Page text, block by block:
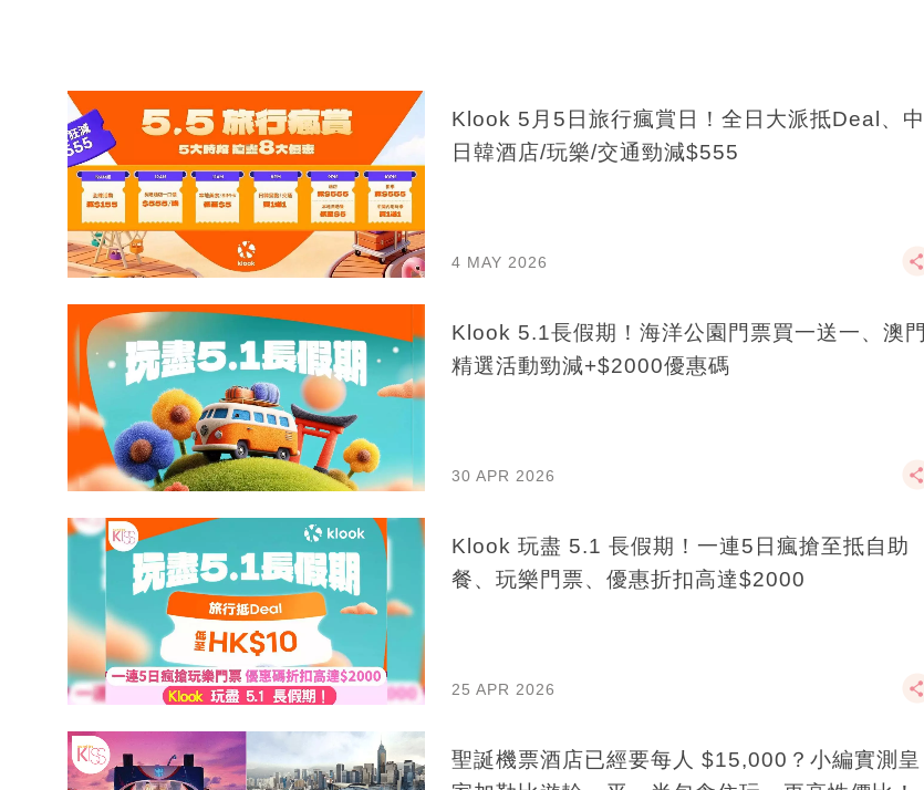
Klook 5月5日旅行瘋賞日！全日大派抵Deal、中
日韓酒店/玩樂/交通勁減$555
4 MAY 2026
Klook 5.1長假期！海洋公園門票買一送一、澳門
精選活動勁減+$2000優惠碼
30 APR 2026
Klook 玩盡 5.1 長假期！一連5日瘋搶至抵自助
餐、玩樂門票、優惠折扣高達$2000
25 APR 2026
聖誕機票酒店已經要每人 $15,000？小編實測皇